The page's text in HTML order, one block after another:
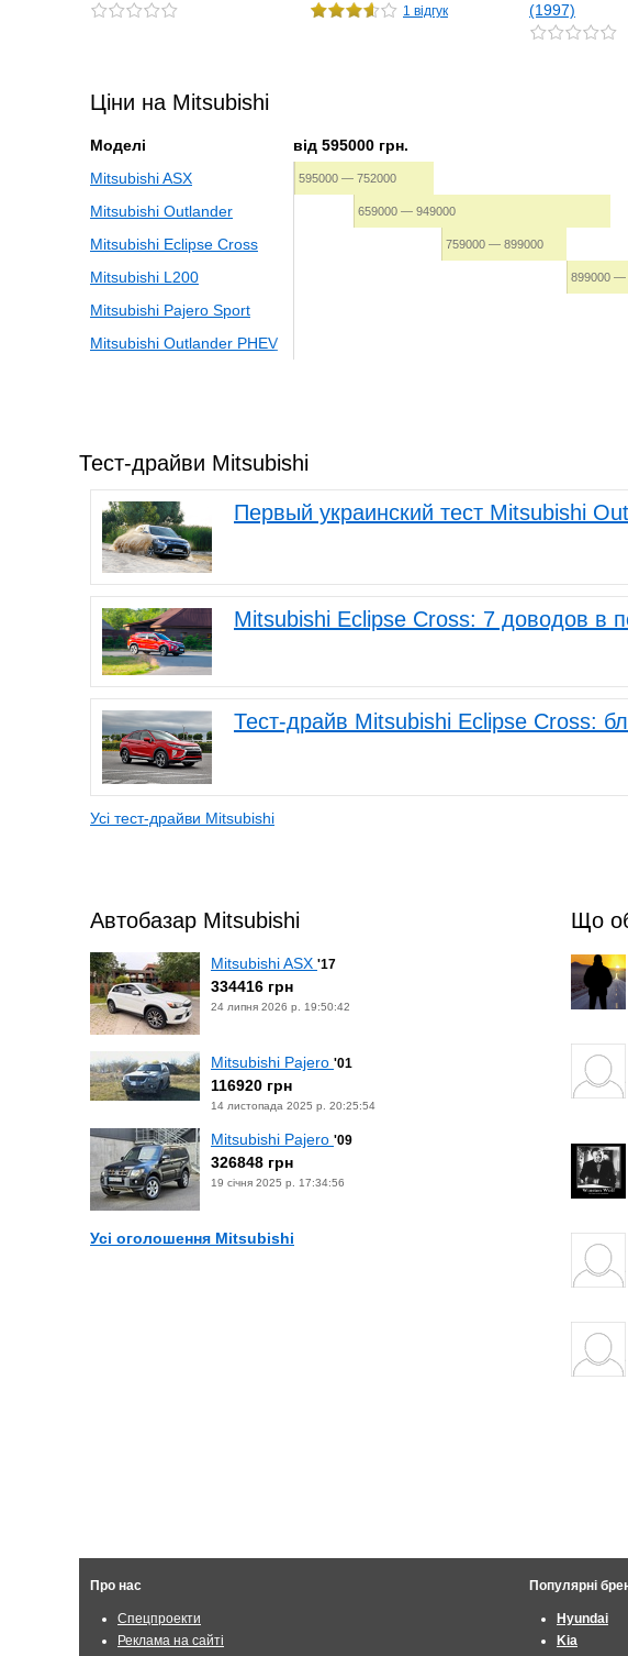
1 відгук
(1997)
Ціни на Mitsubishi
Моделі від 595000 грн.
Mitsubishi ASX
595000 — 752000
Mitsubishi Outlander 659000 — 949000
Mitsubishi Eclipse Cross 759000 — 899000
Mitsubishi L200 899000 —
Mitsubishi Pajero Sport
Mitsubishi Outlander PHEV
Тест-драйви Mitsubishi
Первый украинский тест Mitsubishi
Mitsubishi Eclipse Cross: 7 доводов в
Тест-драйв Mitsubishi Eclipse Cross:
Усі тест-драйви Mitsubishi
Автобазар Mitsubishi
Mitsubishi ASX '17
334416 грн
24 липня 2026 р. 19:50:42
Mitsubishi Pajero '01
116920 грн
14 листопада 2025 р. 20:25:54
Mitsubishi Pajero '09
326848 грн
19 січня 2025 р. 17:34:56
Усі оголошення Mitsubishi
Що
Про нас
Спецпроекти
Реклама на сайті
Популярні
Hyundai
Kia